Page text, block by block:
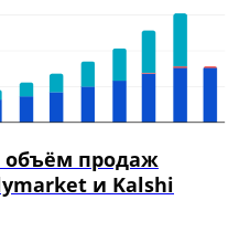
объём продаж
и Kalshi